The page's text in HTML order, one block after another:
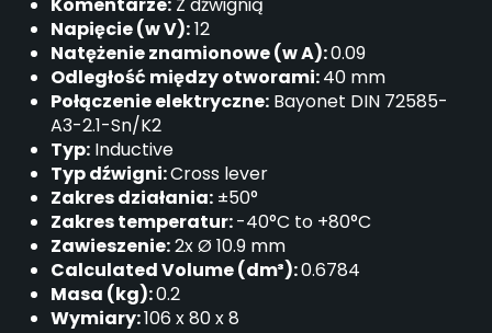
Komentarze: Z dźwignią
Napięcie (w V):12
Natężenie znamionowe (w A):0.09
Odległość między otworami:40 mm
Połączenie elektryczne: Bayonet DIN 72585-
A3-2.1-Sn/K2
Typ: Inductive
Typ dźwigni:Cross lever
Zakres działania: ±50°
Zakres temperatur:-40°C to +80°C
Zawieszenie:2x Ø 10.9 mm
Calculated Volume (dm³):0.6784
Masa (kg):0.2
Wymiary:106 x 80 x 8